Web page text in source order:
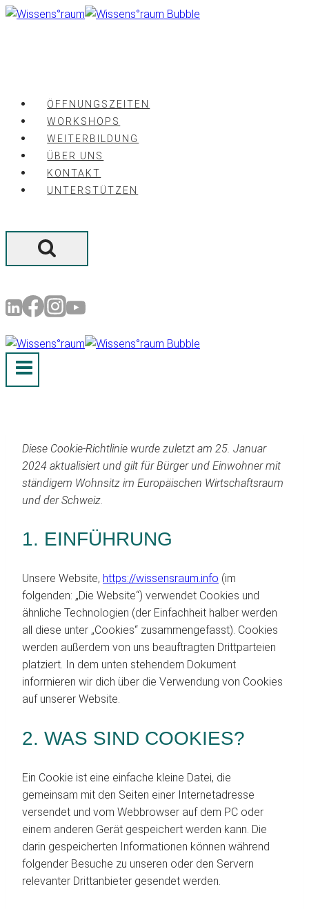
Zum
ÖFFNUNGSZEITEN
WORKSHOPS
WEITERBILDUNG
ÜBER UNS
KONTAKT
UNTERSTÜTZEN
Diese Cookie-Richtlinie wurde zuletzt am 25. Januar
2024 aktualisiert und gilt für Bürger und Einwohner mit
ständigem Wohnsitz im Europäischen Wirtschaftsraum
und der Schweiz.
1. EINFÜHRUNG
Unsere Website, https://wissensraum.info (im
folgenden: „Die Website“) verwendet Cookies und
ähnliche Technologien (der Einfachheit halber werden
all diese unter „Cookies“ zusammengefasst). Cookies
werden außerdem von uns beauftragten Drittparteien
platziert. In dem unten stehendem Dokument
informieren wir dich über die Verwendung von Cookies
auf unserer Website.
2. WAS SIND COOKIES?
Ein Cookie ist eine einfache kleine Datei, die
gemeinsam mit den Seiten einer Internetadresse
versendet und vom Webbrowser auf dem PC oder
einem anderen Gerät gespeichert werden kann. Die
darin gespeicherten Informationen können während
folgender Besuche zu unseren oder den Servern
relevanter Drittanbieter gesendet werden.